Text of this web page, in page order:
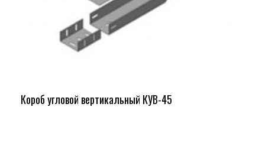
Короб угловой вертикальный КУВ-45